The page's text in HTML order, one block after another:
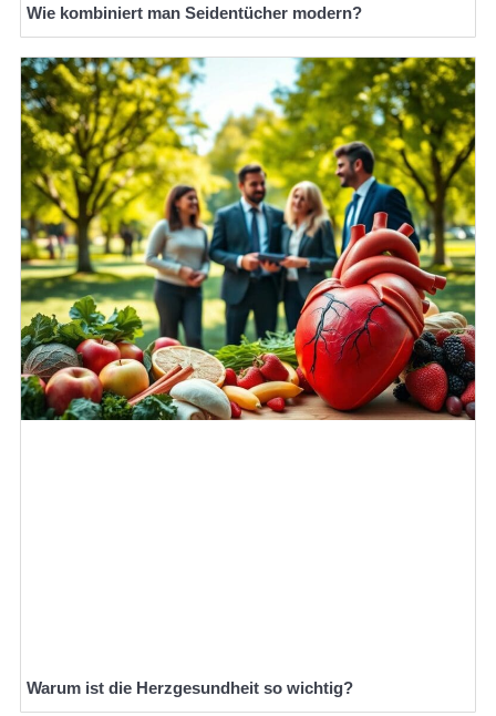
Wie kombiniert man Seidentücher modern?
Warum ist die Herzgesundheit so wichtig?